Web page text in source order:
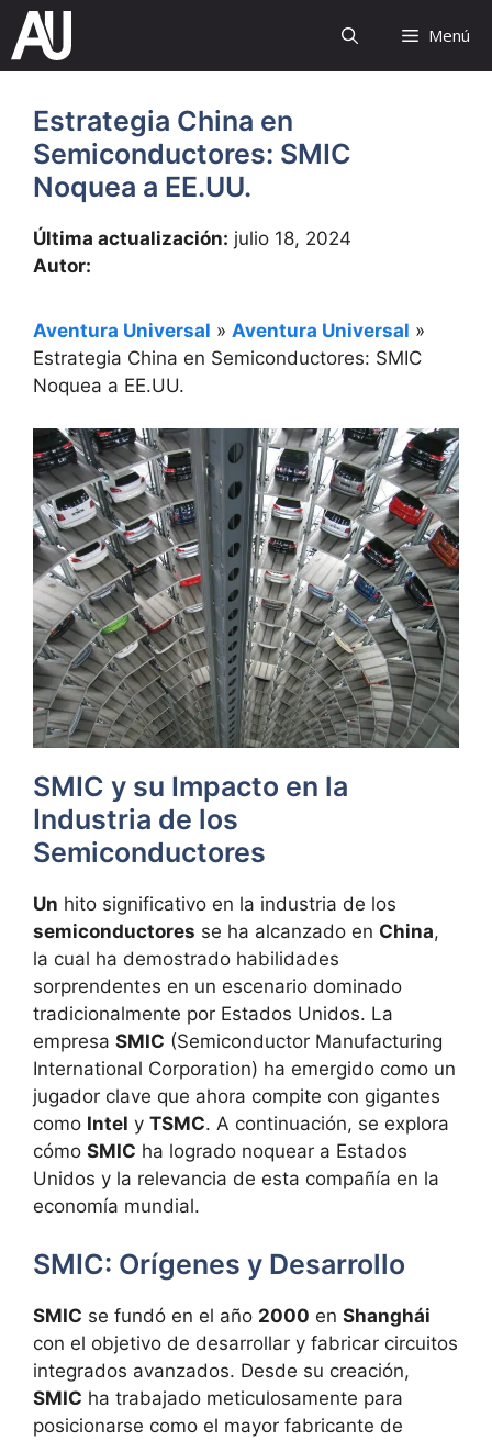
Saltar
contenido
Menú
Estrategia China en
Semiconductores: SMIC
Noquea a EE.UU.
Última actualización: julio 18, 2024
Autor:
Aventura Universal » Aventura Universal »
Estrategia China en Semiconductores: SMIC
Noquea a EE.UU.
SMIC y su Impacto en la
Industria de los
Semiconductores
Un hito significativo en la industria de los
semiconductores se ha alcanzado en China,
la cual ha demostrado habilidades
sorprendentes en un escenario dominado
tradicionalmente por Estados Unidos. La
empresa SMIC (Semiconductor Manufacturing
International Corporation) ha emergido como un
jugador clave que ahora compite con gigantes
como Intel y TSMC. A continuación, se explora
cómo SMIC ha logrado noquear a Estados
Unidos y la relevancia de esta compañía en la
economía mundial.
SMIC: Orígenes y Desarrollo
SMIC se fundó en el año 2000 en Shanghái
con el objetivo de desarrollar y fabricar circuitos
integrados avanzados. Desde su creación,
SMIC ha trabajado meticulosamente para
posicionarse como el mayor fabricante de